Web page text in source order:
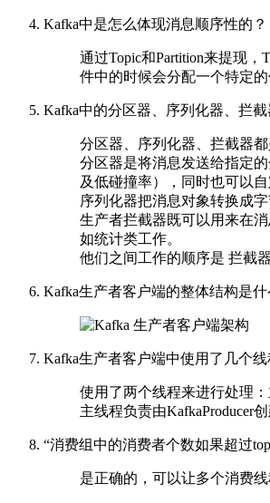
Kafka中是怎么体现消息顺序性的？
通过Topic和Partition来提现
件中的时候会分配一个特定
Kafka中的分区器、序列化器、拦
分区器、序列化器、拦截器
分区器是将消息发送给指定
及低碰撞率），同时也可以
序列化器把消息对象转换成
生产者拦截器既可以用来在
如统计类工作。
他们之间工作的顺序是 拦截
Kafka生产者客户端的整体结构是什
Kafka生产者客户端中使用了几个
使用了两个线程来进行处理：
主线程负责由KafkaProducer
“消费组中的消费者个数如果超过
是正确的，可以让多个消费